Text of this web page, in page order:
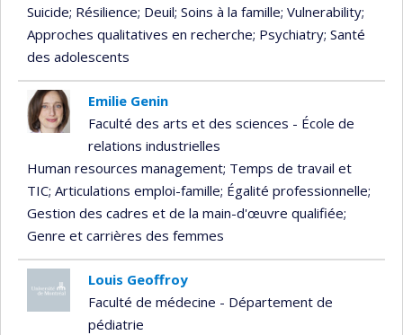
Suicide; Résilience; Deuil; Soins à la famille; Vulnerability;
Approches qualitatives en recherche; Psychiatry; Santé
des adolescents
Emilie Genin
Faculté des arts et des sciences - École de
relations industrielles
Human resources management; Temps de travail et
TIC; Articulations emploi-famille; Égalité professionnelle;
Gestion des cadres et de la main-d'œuvre qualifiée;
Genre et carrières des femmes
Louis Geoffroy
Faculté de médecine - Département de
pédiatrie